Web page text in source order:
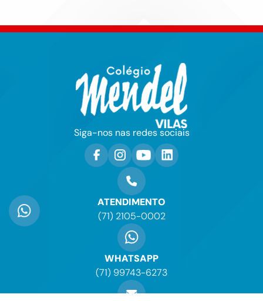
ATENDIMENTO
(71) 2105-0002
WHATSAPP
(71) 99743-6273
Siga-nos nas redes sociais